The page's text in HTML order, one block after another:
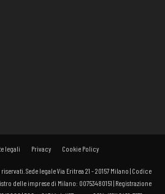
legali Privacy Cookie Policy
Sede legale Via Eritrea 21 - 20157 Milano | Codice
delle imprese di Milano: 00753480151 | Registrazione